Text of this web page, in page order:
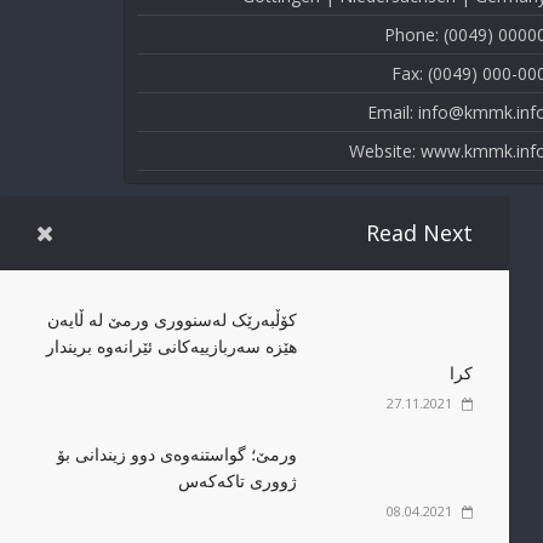
Phone: (0049)
Fax: (0049) 000-
Email:
Website:
Read Next
کۆڵبەرێک لەسنووری ورمێ لە ڵایەن
هێزە سەربازییەکانی ئێرانەوە بریندار
کرا
27.11.2021
ورمێ؛ گواستنەوەی دوو زیندانی بۆ
ژووری تاکەکەس
08.04.2021